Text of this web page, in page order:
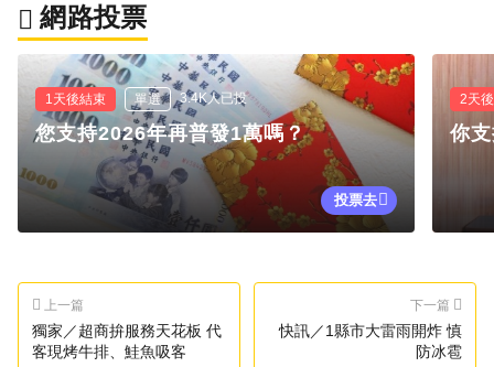
網路投票
1天後結束 單選 3.4K人已投
您支持2026年再普發1萬嗎？
投票去
2天
你
上一篇
獨家／超商拚服務天花板 代
客現烤牛排、鮭魚吸客
下一篇
快訊／1縣市大雷雨開炸 慎
防冰雹